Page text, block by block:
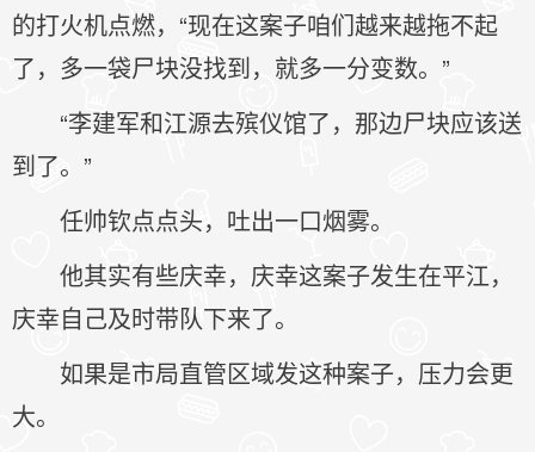
的打火机点燃，“现在这案子咱们越来越拖不起
了，多一袋尸块没找到，就多一分变数。”
“李建军和江源去殡仪馆了，那边尸块应该送
到了。”
任帅钦点点头，吐出一口烟雾。
他其实有些庆幸，庆幸这案子发生在平江，
庆幸自己及时带队下来了。
如果是市局直管区域发这种案子，压力会更
大。